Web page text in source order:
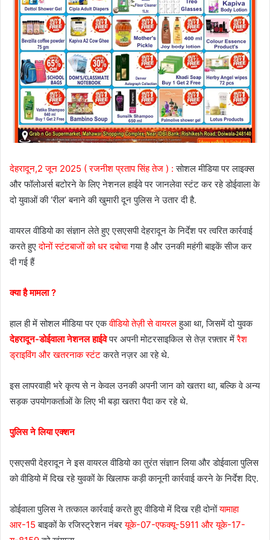
देहरादून,2 जून 2025 ( रजनीश प्रताप सिंह तेज ) : सोशल मीडिया पर लाइक्स
और फॉलोअर्स बटोरने के लिए नेशनल हाईवे पर जानलेवा स्टंट कर रहे डोईवाला के
दो युवाओं की ‘रील’ बनाने की खुमारी दून पुलिस ने उतार दी है.
वायरल वीडियो का संज्ञान लेते हुए एसएसपी देहरादून के निर्देश पर त्वरित कार्रवाई
करते हुएदोनों स्टंटबाजों को धर दबोचागया है और उनकी महंगी बाइकें सीज कर
दी गई हैं
क्या है मामला ?
हाल ही में सोशल मीडिया पर एकवीडियो तेज़ी से वायरलहुआ था, जिसमें दो युवक
देहरादून-डोईवाला नेशनल हाईवेपर अपनी मोटरसाइकिल से तेज़ रफ़्तार मेंरैश
ड्राइविंग और खतरनाक स्टंटकरते नज़र आ रहे थे.
इस लापरवाही भरे कृत्य से न केवल उनकी अपनी जान को खतरा था, बल्कि वे अन्य
सड़क उपयोगकर्ताओं के लिए भी बड़ा खतरा पैदा कर रहे थे.
पुलिस ने लिया एक्शन
एसएसपी देहरादून ने इस वायरल वीडियो का तुरंत संज्ञान लिया और डोईवाला पुलिस
को वीडियो में दिख रहे युवकों के खिलाफ कड़ी कानूनी कार्रवाई करने के निर्देश दिए.
डोईवाला पुलिस ने तत्काल कार्रवाई करते हुए वीडियो में दिख रही दोनोंयामाहा
आर-15 बाइकों के रजिस्ट्रेशन नंबरयूके-07-एफक्यू-5911 और यूके-17-